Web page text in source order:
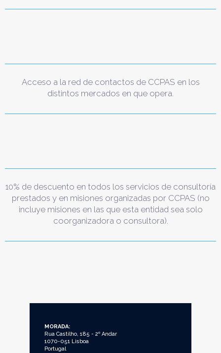
Acceso a la red de contactos de CCPAS en los
distintos mercados en que opera.
10% de descuento en todos los servicios de consultoría
prestados y en misiones organizadas por CCPAS (no
incluye misiones en las que esta entidad sea solo
coorganizadora o consultora).
MORADA:
Rua Castilho, 185 - 2º Andar
1070-051 Lisboa
Portugal